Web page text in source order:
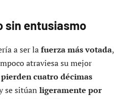
sin entusiasmo
a ser lafuerza más votada,
atraviesa su mejor
pierden cuatro décimas
se sitúan ligeramente por